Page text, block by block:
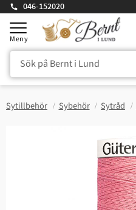
Meny
046-152020
Sytillbehör Sybehör Sytråd